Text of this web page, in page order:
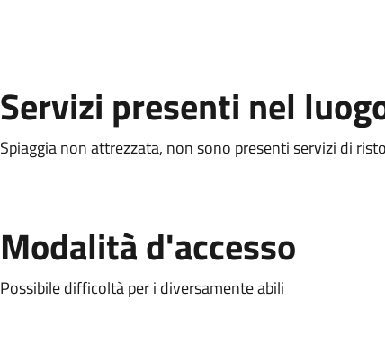
Servizi presenti nel
Spiaggia non attrezzata, non sono presenti servizi di
Modalità d'accesso
Possibile difficoltà per i diversamente abili